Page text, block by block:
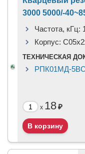
3000 5000/-
Частота, кГц:
Корпус:
ТЕХНИЧЕСКАЯ
РПК01МД-
x 18₽